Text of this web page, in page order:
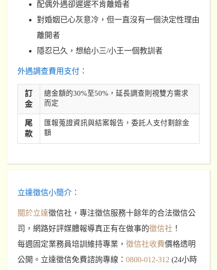
配偶外遇卻遲遲不肯離婚者
對婚姻已心灰意冷，但一直沒有一個決定性理由
離開者
隱忍已久，想給小三/小王一個教訓者
外遇調查費用支付：
訂
金
總金額的30%至50%，延長調查則視雙方需求
而定
尾
款
匯報蒐證資訊與結案報告，委託人支付剩餘金
額
立達徵信小簡介：
關於立達徵信社，專注徵信服務十餘年的合法徵信公
司，網路好評媒體報導真正有在做事的徵信社 ！
每週固定業務員培訓維持專業， 徵信社收費價格透明
公開。立達徵信免費諮詢專線： 0800-012-312 (24小時